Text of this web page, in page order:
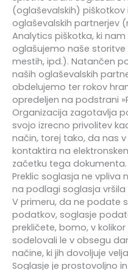
(oglaševalskih) piškotkov
oglaševalskih partnerjev
Analytics piškotka, ki
oglašujemo naše
mestih, ipd.). Natančen
naših oglaševalskih
obdelujemo ter rokov
opredeljen na podstrani
Organizacija zagotavlja
svojo izrecno privolitev
način, torej tako, da nas
kontaktira na
začetku tega dokumenta.
Preklic soglasja ne vpliva
na podlagi soglasja
V primeru, da ne podate
podatkov, soglasje
prekličete, bomo, v
sodelovali le v obsegu
načine, ki jih dovoljuje
Soglasje je prostovoljno